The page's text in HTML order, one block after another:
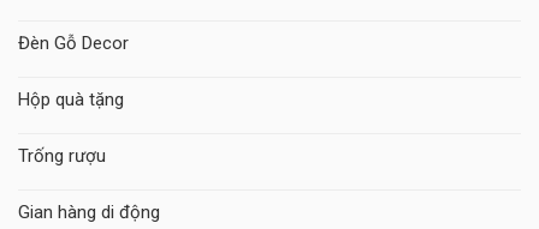
Đèn Gỗ Decor
Hộp quà tặng
Trống rượu
Gian hàng di động